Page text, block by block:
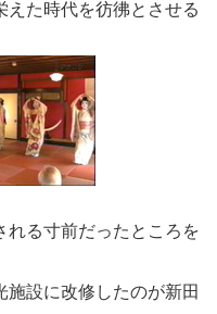
えた時代を彷彿とさせる
れる寸前だったところを
設に改修したのが新田